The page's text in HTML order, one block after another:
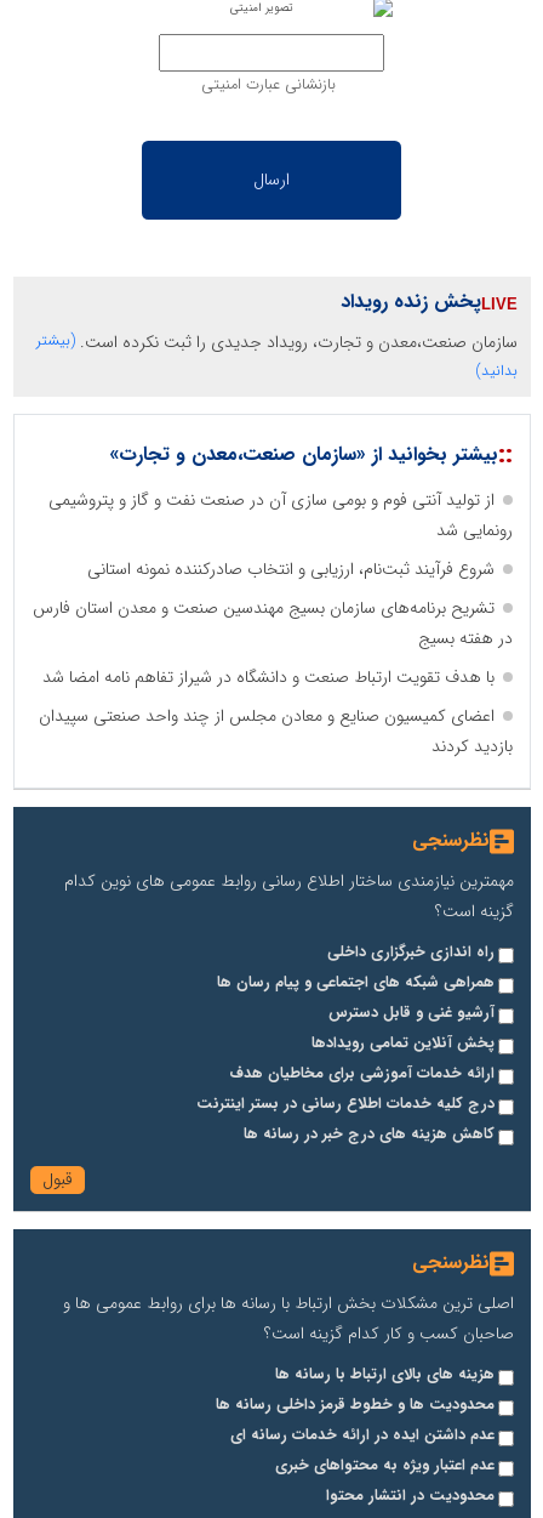
بازنشانی عبارت امنیتی
پخش زنده رویداد
سازمان صنعت،معدن و تجارت، رویداد جدیدی را ثبت نکرده است. (بیشتر
بدانید)
::بیشتر بخوانید از «سازمان صنعت،معدن و تجارت»
از تولید آنتی فوم و بومی سازی آن در صنعت نفت و گاز و پتروشیمی
رونمایی شد
شروع فرآیند ثبت‌نام، ارزیابی و انتخاب صادرکننده نمونه استانی
تشریح برنامه‌های سازمان بسیج مهندسین صنعت و معدن استان فارس
در هفته بسیج
با هدف تقویت ارتباط صنعت و دانشگاه در شیراز تفاهم نامه امضا شد
اعضای کمیسیون صنایع و معادن مجلس از چند واحد صنعتی سپیدان
بازدید کردند
نظرسنجی
مهمترین نیازمندی ساختار اطلاع رسانی روابط عمومی های نوین کدام
گزینه است؟
راه اندازی خبرگزاری داخلی
همراهی شبکه های اجتماعی و پیام رسان ها
آرشیو غنی و قابل دسترس
پخش آنلاین تمامی رویدادها
ارائه خدمات آموزشی برای مخاطیان هدف
درج کلیه خدمات اطلاع رسانی در بستر اینترنت
کاهش هزینه های درج خبر در رسانه ها
نظرسنجی
اصلی ترین مشکلات بخش ارتباط با رسانه ها برای روابط عمومی ها و
صاحبان کسب و کار کدام گزینه است؟
هزینه های بالای ارتباط با رسانه ها
محدودیت ها و خطوط قرمز داخلی رسانه ها
عدم داشتن ایده در ارائه خدمات رسانه ای
عدم اعتبار ویژه به محتواهای خبری
محدودیت در انتشار محتوا